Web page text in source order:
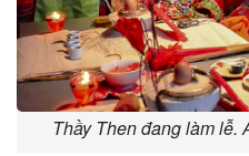
Thầy Then đang làm lễ.